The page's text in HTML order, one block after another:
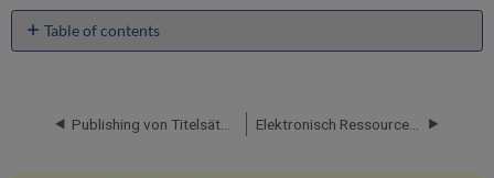
Table of contents
Netzwerk-